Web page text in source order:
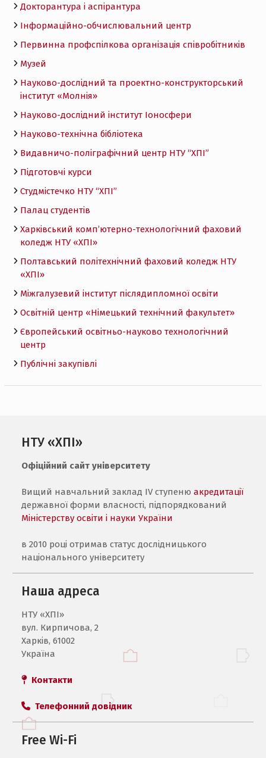
Докторантура і аспірантура
Інформаційно-обчислювальний центр
Первинна профспілкова організація співробітників
Музей
Науково-дослідний та проектно-конструкторський
інститут «Молнія»
Науково-дослідний інститут Іоносфери
Науково-технічна бібліотека
Видавничо-поліграфічний центр НТУ “ХПІ”
Підготовчі курси
Студмістечко НТУ “ХПІ”
Палац студентів
Харківський комп’ютерно-технологічний фаховий
коледж НТУ «ХПI»
Полтавський політехнічний фаховий коледж НТУ
«ХПI»
Міжгалузевий інститут післядипломної освіти
Освітній центр «Німецький технічний факультет»
Європейський освітньо-науково технологічний
центр
Публічні закупівлі
НТУ «ХПІ»
Офіційний сайт університету
Вищий навчальний заклад IV ступенюакредитації
державної форми власності, підпорядкований
Міністерству освіти і науки України
в 2010 році отримав статус дослідницького
національного університету
Наша адреса
НТУ «ХПI»
вул. Кирпичова, 2
Харків, 61002
Україна
Контакти
Телефонний довідник
Free Wi-Fi